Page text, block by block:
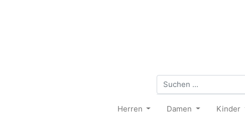
Herren Damen Kinder